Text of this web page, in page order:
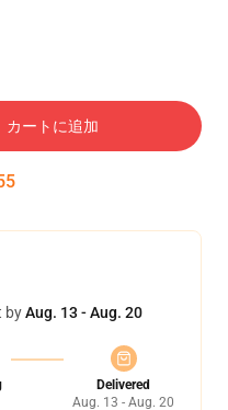
カートに追加
byAug. 13 - Aug. 20
Delivered
Aug. 13 - Aug. 20